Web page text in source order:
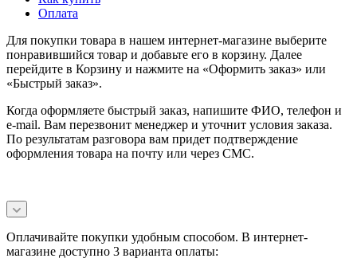
Оплата
Для покупки товара в нашем интернет-магазине выберите
понравившийся товар и добавьте его в корзину. Далее
перейдите в Корзину и нажмите на «Оформить заказ» или
«Быстрый заказ».
Когда оформляете быстрый заказ, напишите ФИО, телефон и
e-mail. Вам перезвонит менеджер и уточнит условия заказа.
По результатам разговора вам придет подтверждение
оформления товара на почту или через СМС.
Оплачивайте покупки удобным способом. В интернет-
магазине доступно 3 варианта оплаты: